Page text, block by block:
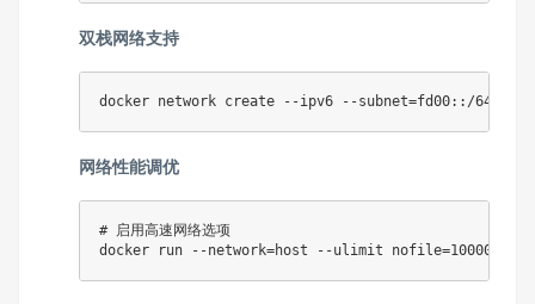
双栈网络支持
docker network create --ipv6 --subnet=
网络性能调优
# 启用高速网络选项
docker run --network=host --ulimit nofile=100000